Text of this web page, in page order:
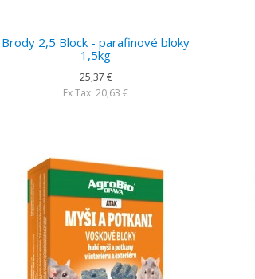
Brody 2,5 Block - parafinové bloky
1,5kg
25,37 €
Ex Tax: 20,63 €